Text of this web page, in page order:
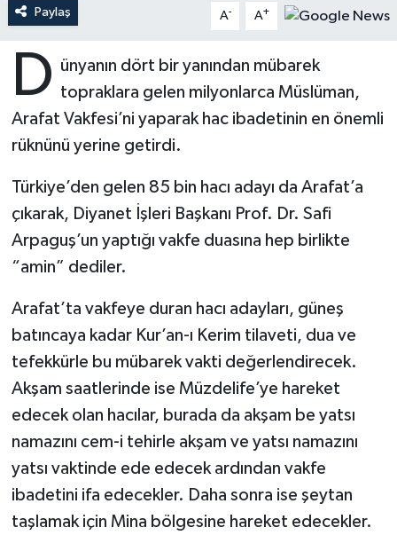
Paylaş A- A+
D ünyanın dört bir yanından mübarek
topraklara gelen milyonlarca Müslüman,
Arafat Vakfesi’ni yaparak hac ibadetinin en önemli
rüknünü yerine getirdi.
Türkiye’den gelen 85 bin hacı adayı da Arafat’a
çıkarak, Diyanet İşleri Başkanı Prof. Dr. Safi
Arpaguş’un yaptığı vakfe duasına hep birlikte
“amin” dediler.
Arafat’ta vakfeye duran hacı adayları, güneş
batıncaya kadar Kur’an-ı Kerim tilaveti, dua ve
tefekkürle bu mübarek vakti değerlendirecek.
Akşam saatlerinde ise Müzdelife’ye hareket
edecek olan hacılar, burada da akşam be yatsı
namazını cem-i tehirle akşam ve yatsı namazını
yatsı vaktinde ede edecek ardından vakfe
ibadetini ifa edecekler. Daha sonra ise şeytan
taşlamak için Mina bölgesine hareket edecekler.
Bayburt Müftülüğü
Bilecik Müftülüğü
Bitlis Müftülüğü
Bolu Müftülüğü
Burdur Müftülüğü
Bursa Müftülüğü
Çanakkale Müftülüğü
Çankırı Müftülüğü
Çorum Müftülüğü
Denizli Müftülüğü
Zekat
Eğitim
Kültür-Sanat
Sağlık
Makaleler
Ekonomi
Duyurular
Podcast
Bilim, Teknoloji
Biyografiler
Diyanet TV